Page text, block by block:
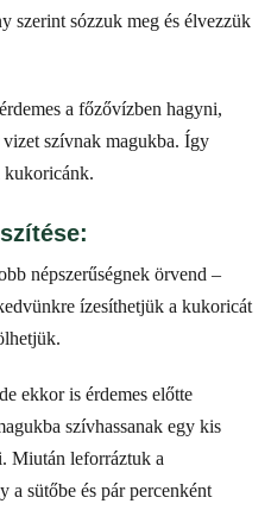
szerint sózzuk meg és élvezzük
a főzővízben hagyni,
szívnak magukba. Így
kukoricánk.
népszerűségnek örvend –
ízesíthetjük a kukoricát
ekkor is érdemes előtte
szívhassanak egy kis
Miután leforráztuk a
sütőbe és pár percenként